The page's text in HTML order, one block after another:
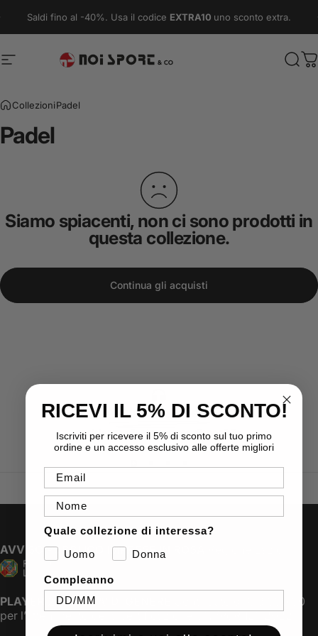
Saldi fino al -40%. Usa il codice EXTRA10 uno sconto extra.
Navigazione del sito
Noi Sport & Co.
CollezioniPadel
Padel
Siamo spiacenti, non ci sono prodotti in
questa collezione.
Continua gli acquisti
Assistenza Clienti
assistenza cliente sempre disponibile
AVVISO PUBBLICO IMPRESE IN ROSA
PLAYER 22 PARITA’ DI GENERE
Contributo di € 3.000,00
per l’ottenimento della certificazione UNI/PdR 125:2022
RICEVI IL 5% DI SCONTO!
Iscriviti per ricevere il 5% di sconto sul tuo primo
ordine e un accesso esclusivo alle offerte migliori
Email
Nome
Quale collezione di interessa?
Uomo
Donna
Compleanno